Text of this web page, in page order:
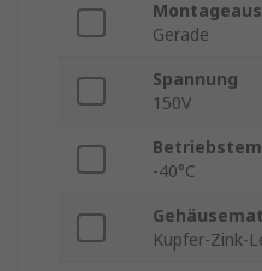
Gerade
Spannung
150V
-40°C
Kupfer-Zink-